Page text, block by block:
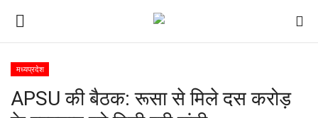
ई-पेपर
मध्यप्रदेश
APSU की बैठक: रूसा से मिले दस करोड़